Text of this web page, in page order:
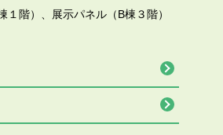
１階）、展示パネル（B棟３階）